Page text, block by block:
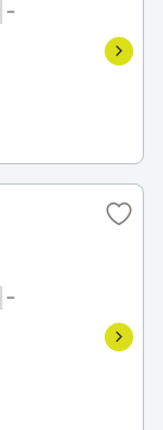
－
－